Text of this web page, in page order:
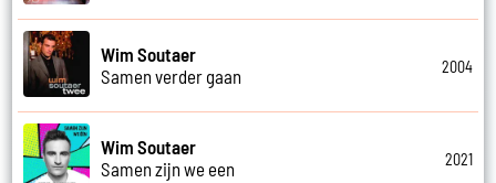
Wim Soutaer
Samen verder gaan
2004
Wim Soutaer
Samen zijn we een
2021